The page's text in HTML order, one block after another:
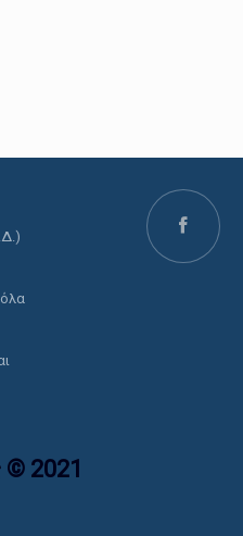
2021